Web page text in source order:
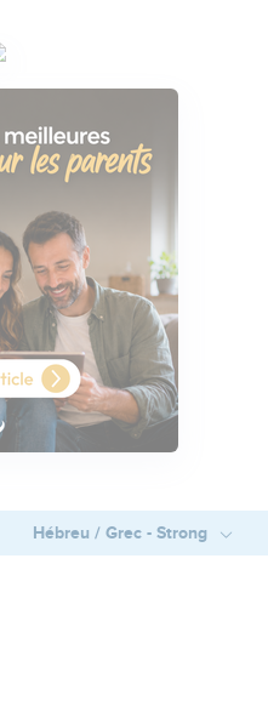
Hébreu / Grec - Strong